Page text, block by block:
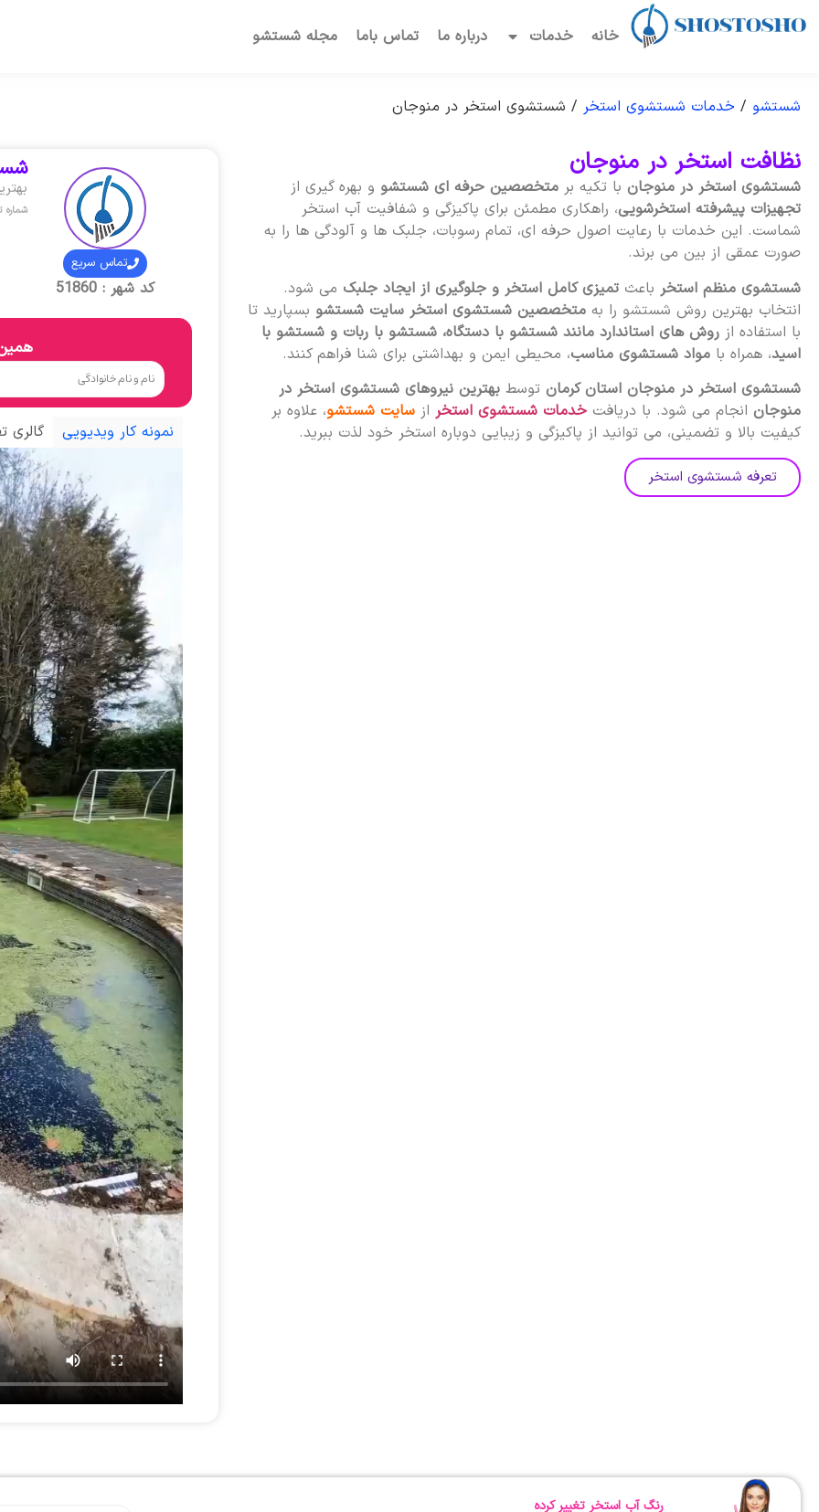
خانه خدمات درباره ما تماس باما مجله شستشو
شستشو / خدمات شستشوی استخر / شستشوی استخر در منوجان
نظافت استخر در منوجان
شستشوی استخر در منوجان با تکیه بر متخصصین حرفه ای شستشو و بهره گیری از
تجهیزات پیشرفته استخرشویی، راهکاری مطمئن برای پاکیزگی و شفافیت آب استخر
شماست. این خدمات با رعایت اصول حرفه ای، تمام رسوبات، جلبک ها و آلودگی ها را به
صورت عمقی از بین می برند.
شستشوی منظم استخر باعث تمیزی کامل استخر و جلوگیری از ایجاد جلبک می شود.
انتخاب بهترین روش شستشو را به متخصصین شستشوی استخر سایت شستشو بسپارید تا
با استفاده از روش های استاندارد مانند شستشو با دستگاه، شستشو با ربات و شستشو با
اسید، همراه با مواد شستشوی مناسب، محیطی ایمن و بهداشتی برای شنا فراهم کنند.
شستشوی استخر در منوجان استان کرمان توسط بهترین نیروهای شستشوی استخر در
منوجان انجام می شود. با دریافت خدمات شستشوی استخر از سایت شستشو، علاوه بر
کیفیت بالا و تضمینی، می توانید از پاکیزگی و زیبایی دوباره استخر خود لذت ببرید.
تعرفه شستشوی استخر
تماس سریع
کد شهر : 51860
شماره
نمونه کار ویدیویی گالری
رنگ آب استخر تغییر کرده